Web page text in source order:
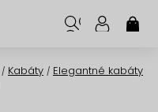
/ Kabáty / Elegantné kabáty